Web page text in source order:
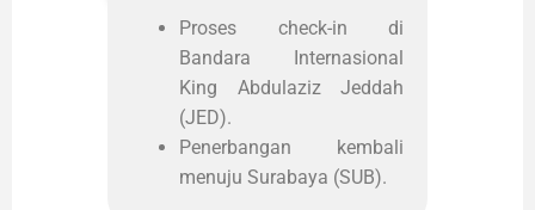
Proses check-in di
Bandara Internasional
King Abdulaziz Jeddah
(JED).
Penerbangan kembali
menuju Surabaya (SUB).